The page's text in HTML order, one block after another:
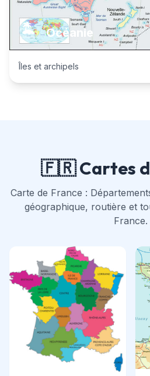
🏝️ Océanie
Îles et archipels
🇫🇷 Cartes
Carte de France :
géographique, routière et
France.